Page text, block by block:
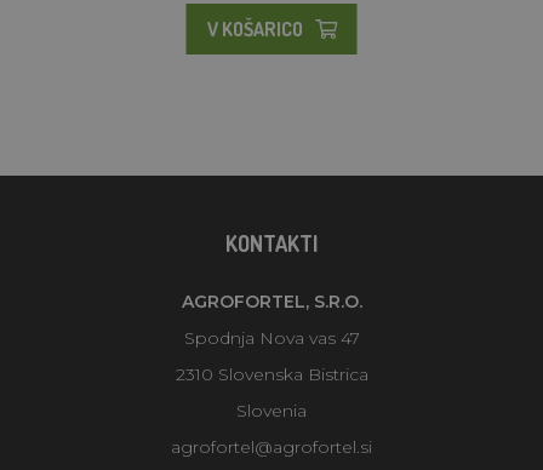
V KOŠARICO
KONTAKTI
AGROFORTEL, S.R.O.
Spodnja Nova vas 47
2310 Slovenska Bistrica
Slovenia
agrofortel@agrofortel.si